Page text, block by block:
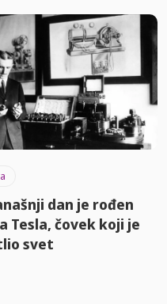
dan je rođen
Tesla, čovek koji je
svet